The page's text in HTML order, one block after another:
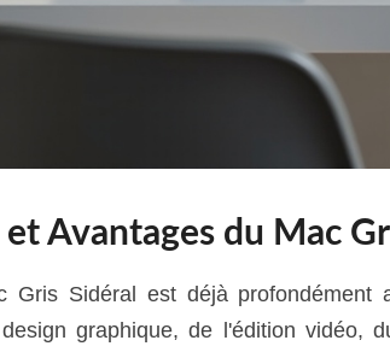
Avantages du Mac
Gris Sidéral est déjà profondément
graphique, de l'édition vidéo,